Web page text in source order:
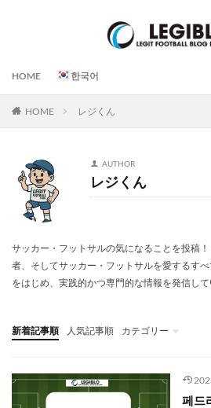
HOME 한국어
HOME レジくん
AUTHOR
レジくん
サッカー・フットサルの気になることを投稿
者、そしてサッカー・フットサルを愛するす
をはじめ、実践的かつ専門的な情報を発信して
新着記事順 人気記事順 カテゴリー
プレー
戦略 / 戦術
トレーニング / 練習
팀 / 선수
コーチ / 監督 / 代表
試合
イベント
スタジアム / 施設 /
日常 / 食事 / 習慣
その他
페드